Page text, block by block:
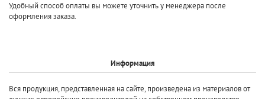
Удобный способ оплаты вы можете уточнить у менеджера после
оформления заказа.
Информация
Вся продукция, представленная на сайте, произведена из материалов от